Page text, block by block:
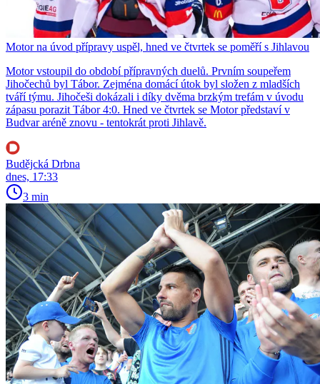
Motor na úvod přípravy uspěl, hned ve čtvrtek se poměří s Jihlavou
Motor vstoupil do období přípravných duelů. Prvním soupeřem
Jihočechů byl Tábor. Zejména domácí útok byl složen z mladších
tváří týmu. Jihočeši dokázali i díky dvěma brzkým trefám v úvodu
zápasu porazit Tábor 4:0. Hned ve čtvrtek se Motor představí v
Budvar aréně znovu - tentokrát proti Jihlavě.
Budějcká Drbna
dnes, 17:33
3 min